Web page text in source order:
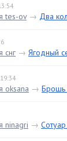
tes-ov→ Два
снг → Ягодный
oksana → Брошь
ninagri →